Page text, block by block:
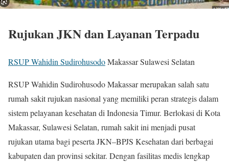
Rujukan JKN dan Layanan Terpadu
RSUP Wahidin SudirohusodoMakassar Sulawesi Selatan
RSUP Wahidin Sudirohusodo Makassar merupakan salah satu
rumah sakit rujukan nasional yang memiliki peran strategis dalam
sistem pelayanan kesehatan di Indonesia Timur. Berlokasi di Kota
Makassar, Sulawesi Selatan, rumah sakit ini menjadi pusat
rujukan utama bagi peserta JKN–BPJS Kesehatan dari berbagai
kabupaten dan provinsi sekitar. Dengan fasilitas medis lengkap